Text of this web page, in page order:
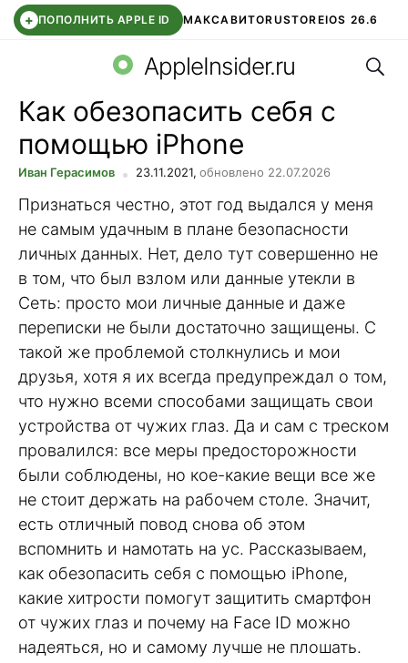
+ ПОПОЛНИТЬ APPLE ID МАКСАВИТОRUSTOREIOS 26.6
СБЕР КИДС ВТБ ОНЛАЙН ЧАТ В ROBLOX
AppleInsider.ru
Как обезопасить себя с
помощью iPhone
Иван Герасимов 23.11.2021, обновлено 22.07.2026
Признаться честно, этот год выдался у меня
не самым удачным в плане безопасности
личных данных. Нет, дело тут совершенно не
в том, что был взлом или данные утекли в
Сеть: просто мои личные данные и даже
переписки не были достаточно защищены. С
такой же проблемой столкнулись и мои
друзья, хотя я их всегда предупреждал о том,
что нужно всеми способами защищать свои
устройства от чужих глаз. Да и сам с треском
провалился: все меры предосторожности
были соблюдены, но кое-какие вещи все же
не стоит держать на рабочем столе. Значит,
есть отличный повод снова об этом
вспомнить и намотать на ус. Рассказываем,
как обезопасить себя с помощью iPhone,
какие хитрости помогут защитить смартфон
от чужих глаз и почему на Face ID можно
надеяться, но и самому лучше не плошать.